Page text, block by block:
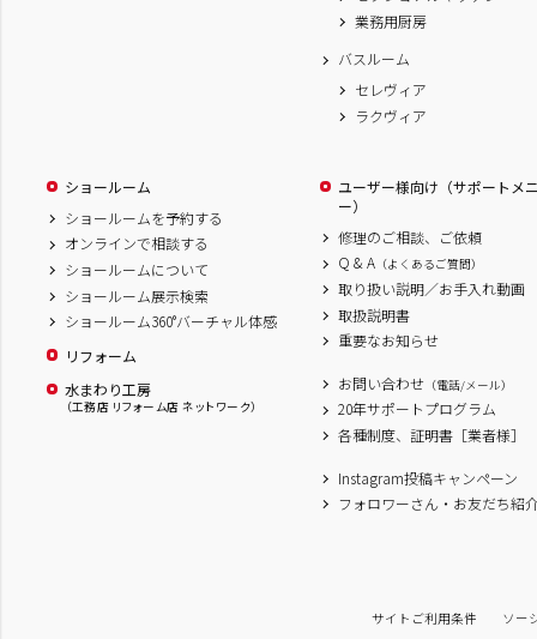
業務用厨房
バスルーム
セレヴィア
ラクヴィア
ショールーム
ショールームを予約する
オンラインで相談する
ショールームについて
ショールーム展示検索
ショールーム360°バーチャル体感
リフォーム
水まわり工房
（工務店 リフォーム店 ネットワーク）
ユーザー様向け（サポートメ
ー）
修理のご相談、ご依頼
Q & A （よくあるご質問）
取り扱い説明／お手入れ動画
取扱説明書
重要なお知らせ
お問い合わせ （電話/メール）
20年サポートプログラム
各種制度、証明書［業者様］
Instagram投稿キャンペーン
フォロワーさん・お友だち紹
サイトご利用条件 ソー